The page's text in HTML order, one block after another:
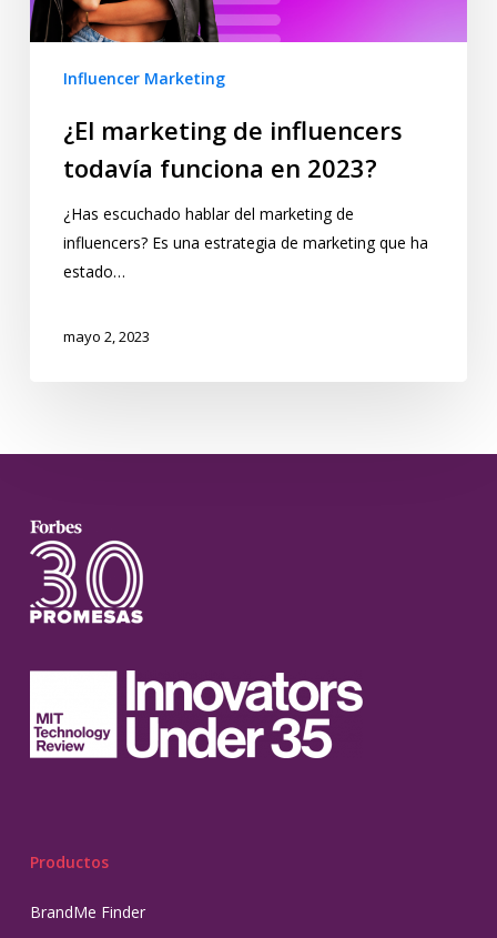
Influencer Marketing
¿El marketing de influencers
todavía funciona en 2023?
¿Has escuchado hablar del marketing de
influencers? Es una estrategia de marketing que ha
estado…
mayo 2, 2023
Productos
BrandMe Finder